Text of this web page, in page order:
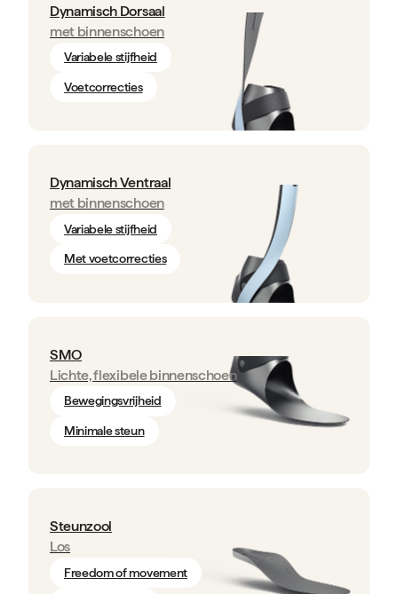
Dynamisch Dorsaal
met binnenschoen
Variabele stijfheid
Voetcorrecties
Dynamisch Ventraal
met binnenschoen
Variabele stijfheid
Met voetcorrecties
SMO
Lichte, flexibele binnenschoen
Bewegingsvrijheid
Minimale steun
Steunzool
Los
Freedom of movement